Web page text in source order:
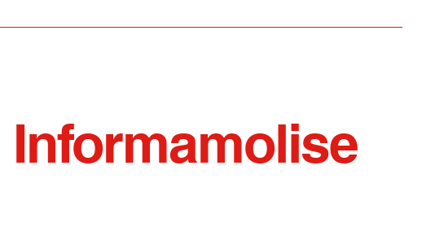
Informamolise